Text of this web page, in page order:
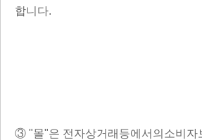
합니다.
③ "몰"은 전자상거래등에서의소비자